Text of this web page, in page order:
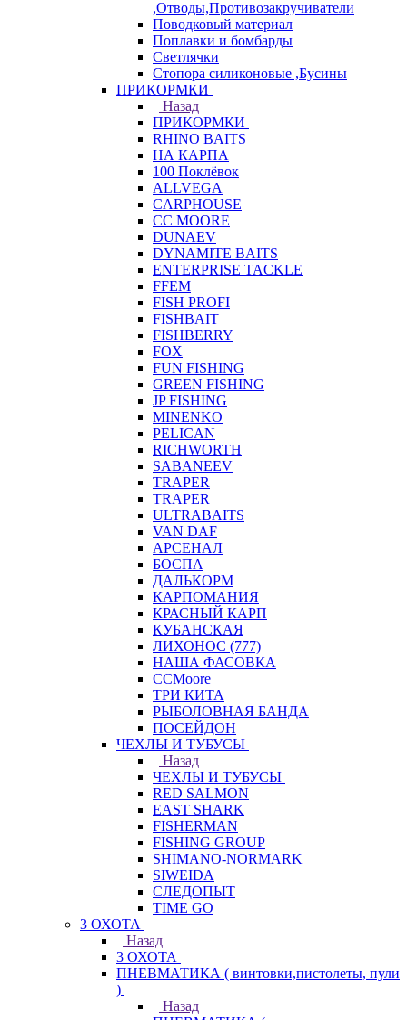
,Отводы,Противозакручиватели
Поводковый материал
Поплавки и бомбарды
Светлячки
Стопора силиконовые ,Бусины
ПРИКОРМКИ
Назад
ПРИКОРМКИ
RHINO BAITS
НА КАРПА
100 Поклёвок
ALLVEGA
CARPHOUSE
CC MOORE
DUNAEV
DYNAMITE BAITS
ENTERPRISE TACKLE
FFEM
FISH PROFI
FISHBAIT
FISHBERRY
FOX
FUN FISHING
GREEN FISHING
JP FISHING
MINENKO
PELICAN
RICHWORTH
SABANEEV
TRAPER
TRAPER
ULTRABAITS
VAN DAF
АРСЕНАЛ
БОСПА
ДАЛЬКОРМ
КАРПОМАНИЯ
КРАСНЫЙ КАРП
КУБАНСКАЯ
ЛИХОНОС (777)
НАША ФАСОВКА
СCMoore
ТРИ КИТА
РЫБОЛОВНАЯ БАНДА
ПОСЕЙДОН
ЧЕХЛЫ И ТУБУСЫ
Назад
ЧЕХЛЫ И ТУБУСЫ
RED SALMON
EAST SHARK
FISHERMAN
FISHING GROUP
SHIMANO-NORMARK
SIWEIDA
СЛЕДОПЫТ
TIME GO
3 ОХОТА
Назад
3 ОХОТА
ПНЕВМАТИКА ( винтовки,пистолеты, пули
)
Назад